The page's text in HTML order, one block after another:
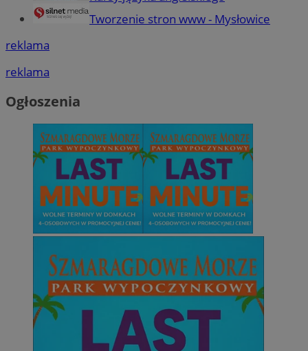
Tworzenie stron www - Mysłowice
reklama
reklama
Ogłoszenia